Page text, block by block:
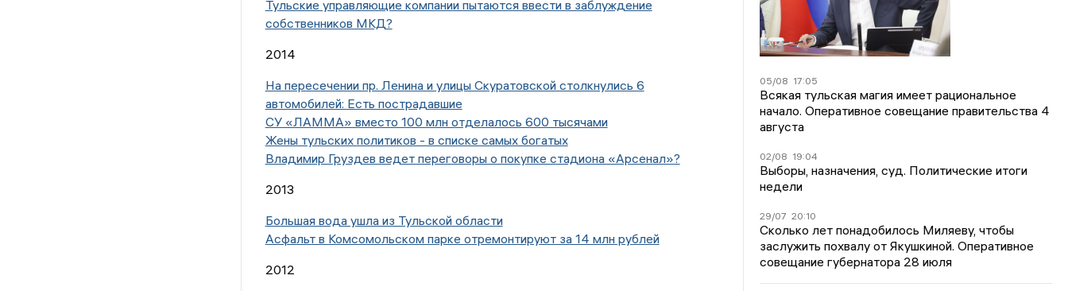
Тульские управляющие компании пытаются ввести в заблуждение
собственников МКД?
2014
На пересечении пр. Ленина и улицы Скуратовской столкнулись 6
автомобилей: Есть пострадавшие
СУ «ЛАММА» вместо 100 млн отделалось 600 тысячами
Жены тульских политиков - в списке самых богатых
Владимир Груздев ведет переговоры о покупке стадиона «Арсенал»?
2013
Большая вода ушла из Тульской области
Асфальт в Комсомольском парке отремонтируют за 14 млн рублей
2012
05/08 17:05
Всякая тульская магия имеет рациональное
начало. Оперативное совещание правительства 4
августа
02/08 19:04
Выборы, назначения, суд. Политические итоги
недели
29/07 20:10
Сколько лет понадобилось Миляеву, чтобы
заслужить похвалу от Якушкиной. Оперативное
совещание губернатора 28 июля